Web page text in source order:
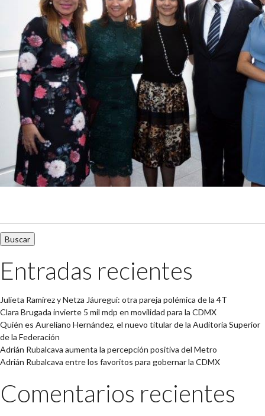
Entradas recientes
Julieta Ramírez y Netza Jáuregui: otra pareja polémica de la 4T
Clara Brugada invierte 5 mil mdp en movilidad para la CDMX
Quién es Aureliano Hernández, el nuevo titular de la Auditoría Superior
de la Federación
Adrián Rubalcava aumenta la percepción positiva del Metro
Adrián Rubalcava entre los favoritos para gobernar la CDMX
Comentarios recientes